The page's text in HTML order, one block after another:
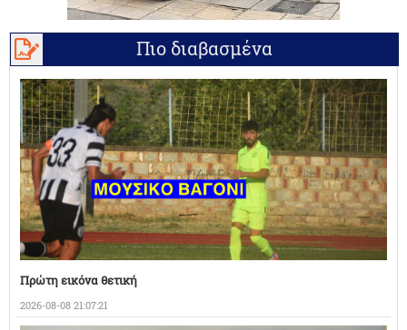
Πιο διαβασμένα
Πρώτη εικόνα θετική
2026-08-08 21:07:21